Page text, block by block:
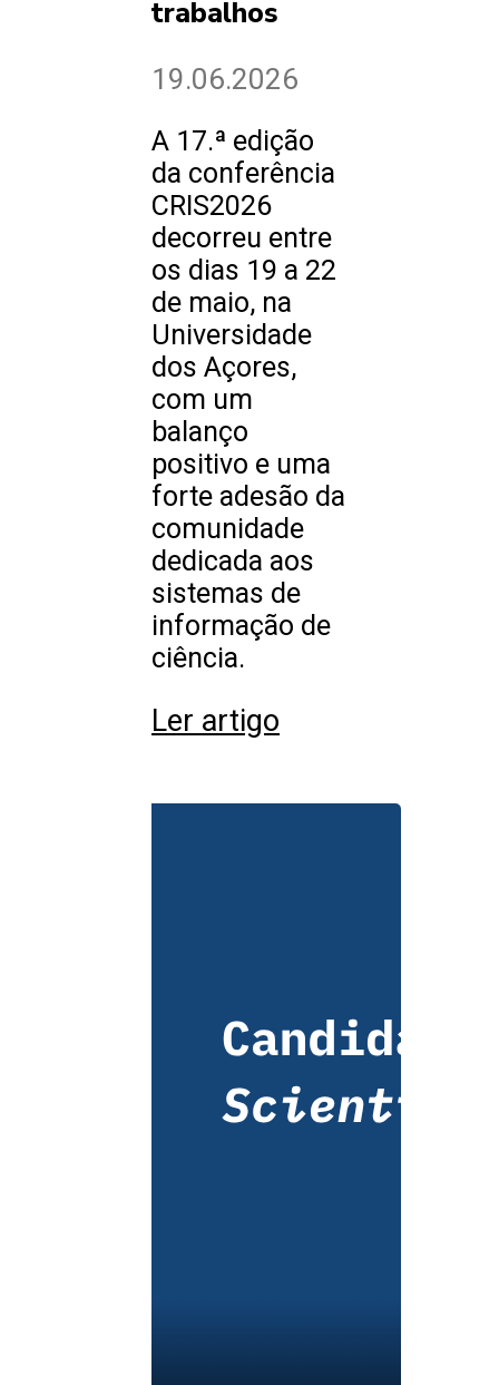
trabalhos
19.06.2026
A 17.ª edição
da conferência
CRIS2026
decorreu entre
os dias 19 a 22
de maio, na
Universidade
dos Açores,
com um
balanço
positivo e uma
forte adesão da
comunidade
dedicada aos
sistemas de
informação de
ciência.
Ler artigo